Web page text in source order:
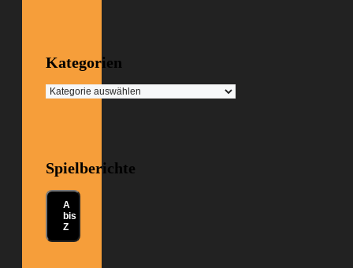
Kategorien
Kategorien
Spielberichte
A
bis
Z